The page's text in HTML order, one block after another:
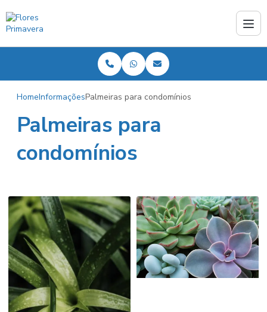
HomeInformaçõesPalmeiras para condomínios
Palmeiras para
condomínios